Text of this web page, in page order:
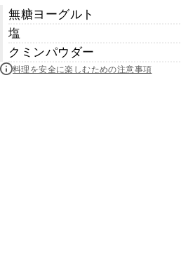
無糖ヨーグルト
塩
クミンパウダー
料理を安全に楽しむための注意事項